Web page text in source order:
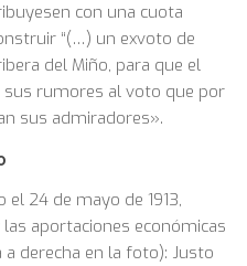
con una cuota
“(…) un exvoto de
del Miño, para que el
sus rumores al voto que por
sus admiradores».
24 de mayo de 1913,
aportaciones económicas
derecha en la foto): Justo